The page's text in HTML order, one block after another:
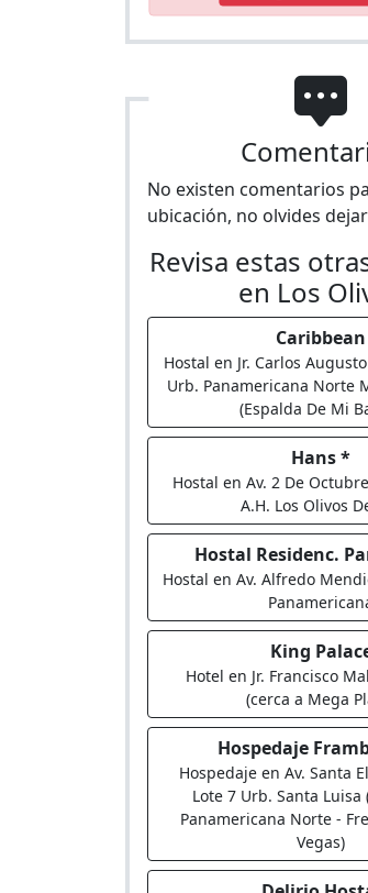
No existen comentarios
ubicación, no olvides
Revisa estas
en Los
Caribbean
Hostal en Jr. Carlos
Urb. Panamericana Norte
(Espalda De Mi
Hans *
Hostal en Av. 2 De
A.H. Los Olivos
Hostal Residenc.
Hostal en Av. Alfredo
King
Hotel en Jr. Francisco
(cerca a Mega
Hospedaje
Hospedaje en Av. Santa
Lote 7 Urb. Santa Luisa
Panamericana Norte -
Vegas)